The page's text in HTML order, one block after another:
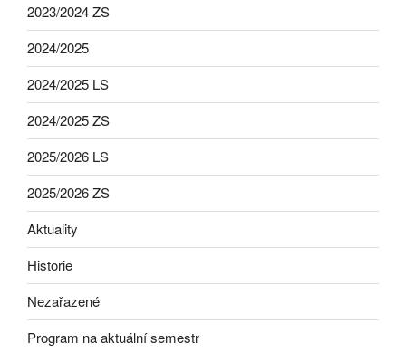
2023/2024 ZS
2024/2025
2024/2025 LS
2024/2025 ZS
2025/2026 LS
2025/2026 ZS
Aktuality
Historie
Nezařazené
Program na aktuální semestr